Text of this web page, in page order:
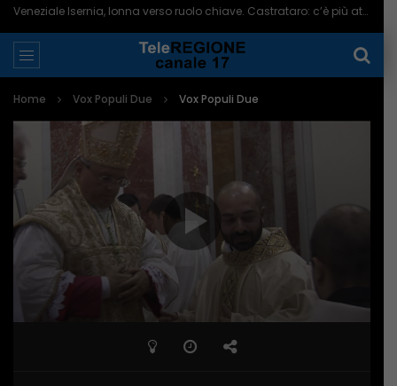
Veneziale Isernia, Ionna verso ruolo chiave. Castrataro: c’è più attenzione per Termoli – 08/08/2026
Home Vox Populi Due Vox Populi Due